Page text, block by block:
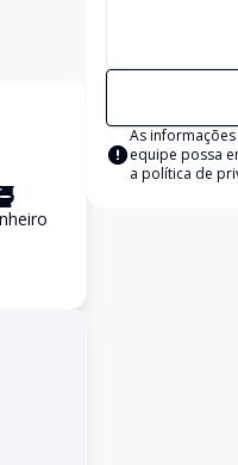
As
equipe possa
a política de